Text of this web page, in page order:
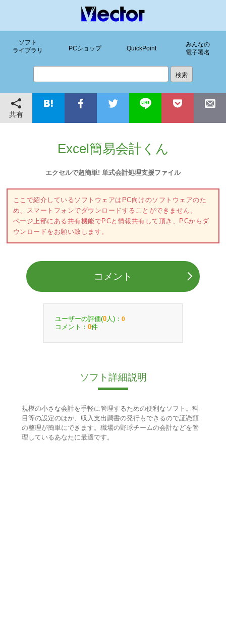
ソフト
ライブラリ
PCショップ QuickPoint
みんなの
電子署名
共有
Excel簡易会計くん
エクセルで超簡単! 単式会計処理支援ファイル
ここで紹介しているソフトウェアはPC向けのソフトウェアのた
め、スマートフォンでダウンロードすることができません。
ページ上部にある共有機能でPCと情報共有して頂き、PCからダ
ウンロードをお願い致します。
コメント
ユーザーの評価(0 人)： 0
コメント： 0件
ソフト詳細説明
規模の小さな会計を手軽に管理するための便利なソフト。科
目等の設定のほか、収入支出調書の発行もできるので証憑類
の整理が簡単にできます。職場の野球チームの会計などを管
理しているあなたに最適です。